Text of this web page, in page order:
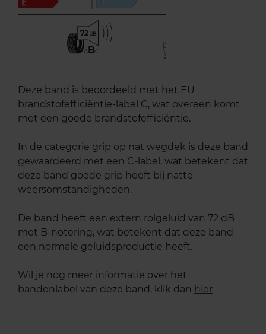
72
ABC
Deze band is beoordeeld met het EU
brandstofefficiëntie-label C, wat overeen komt
met een goede brandstofefficiëntie.
In de categorie grip op nat wegdek is deze band
gewaardeerd met een C-label, wat betekent dat
deze band goede grip heeft bij natte
weersomstandigheden.
De band heeft een extern rolgeluid van 72 dB
met B-notering, wat betekent dat deze band
een normale geluidsproductie heeft.
Wil je nog meer informatie over het
bandenlabel van deze band, klik dan hier